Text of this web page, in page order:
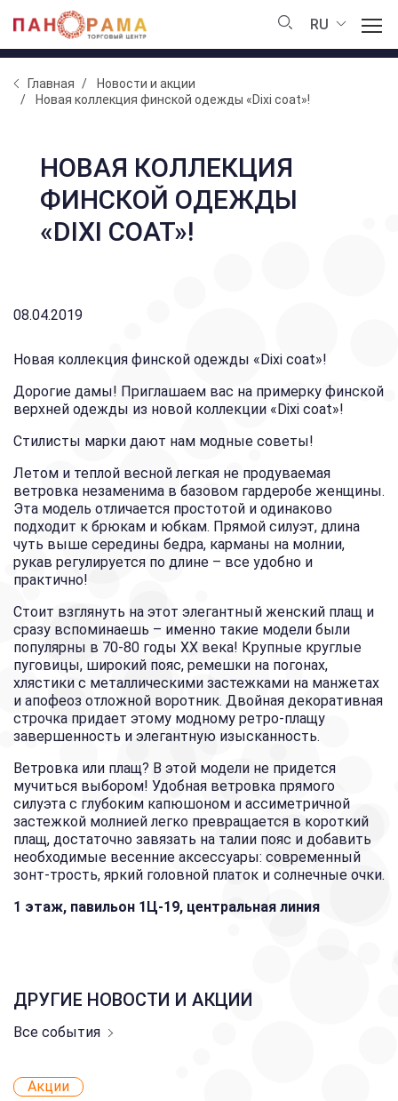
RU
Главная
Новости и акции
Новая коллекция финской одежды «Dixi coat»!
НОВАЯ КОЛЛЕКЦИЯ
ФИНСКОЙ ОДЕЖДЫ
«DIXI COAT»!
08.04.2019
Новая коллекция финской одежды «Dixi coat»!
Дорогие дамы! Приглашаем вас на примерку финской
верхней одежды из новой коллекции «Dixi coat»!
Стилисты марки дают нам модные советы!
Летом и теплой весной легкая не продуваемая
ветровка незаменима в базовом гардеробе женщины.
Эта модель отличается простотой и одинаково
подходит к брюкам и юбкам. Прямой силуэт, длина
чуть выше середины бедра, карманы на молнии,
рукав регулируется по длине – все удобно и
практично!
Стоит взглянуть на этот элегантный женский плащ и
сразу вспоминаешь – именно такие модели были
популярны в 70-80 годы ХХ века! Крупные круглые
пуговицы, широкий пояс, ремешки на погонах,
хлястики с металлическими застежками на манжетах
и апофеоз отложной воротник. Двойная декоративная
строчка придает этому модному ретро-плащу
завершенность и элегантную изысканность.
Ветровка или плащ? В этой модели не придется
мучиться выбором! Удобная ветровка прямого
силуэта с глубоким капюшоном и ассиметричной
застежкой молнией легко превращается в короткий
плащ, достаточно завязать на талии пояс и добавить
необходимые весенние аксессуары: современный
зонт-трость, яркий головной платок и солнечные очки.
1 этаж, павильон 1Ц-19, центральная линия
ДРУГИЕ НОВОСТИ И АКЦИИ
Все события
Акции